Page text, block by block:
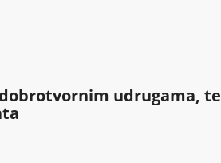
udrugama, te